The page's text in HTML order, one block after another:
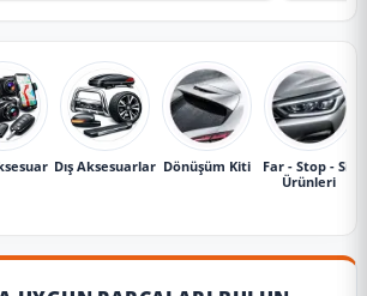
Dış Aksesuarlar Dönüşüm Kiti
Far - Stop - Sis
Ürünleri